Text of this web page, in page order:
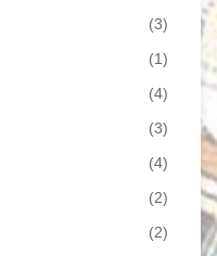
(3)
(1)
(4)
(3)
(4)
(2)
(2)